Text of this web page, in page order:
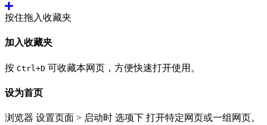
按住拖入收藏夹
加入收藏夹
按 Ctrl+D 可收藏本网页，方便快速打开使用。
设为首页
浏览器 设置页面 > 启动时 选项下 打开特定网页或一组网页。